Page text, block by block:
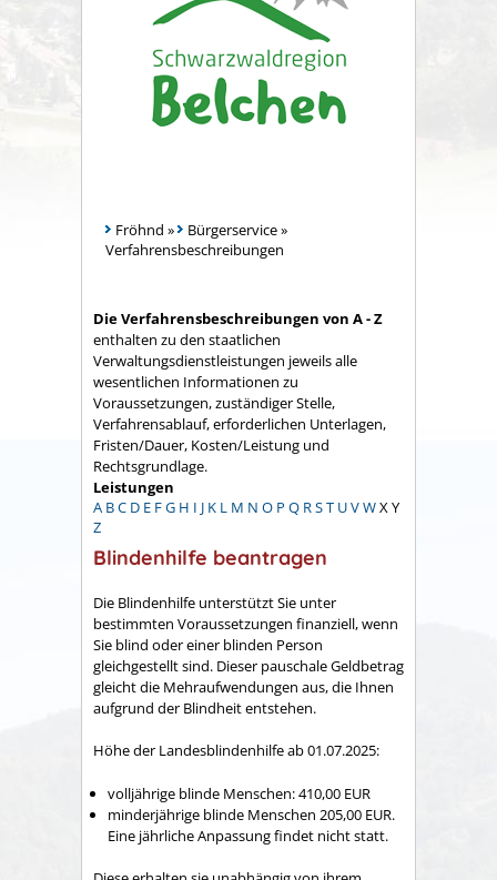
Fröhnd » Bürgerservice»
Verfahrensbeschreibungen
Die Verfahrensbeschreibungen von A - Z
enthalten zu den staatlichen
Verwaltungsdienstleistungen jeweils alle
wesentlichen Informationen zu
Voraussetzungen, zuständiger Stelle,
Verfahrensablauf, erforderlichen Unterlagen,
Fristen/Dauer, Kosten/Leistung und
Rechtsgrundlage.
Leistungen
A BC D E FG H I J K L M N O P Q RST UVWX Y
Z
Blindenhilfe beantragen
Die Blindenhilfe unterstützt Sie unter
bestimmten Voraussetzungen finanziell, wenn
Sie blind oder einer blinden Person
gleichgestellt sind. Dieser pauschale Geldbetrag
gleicht die Mehraufwendungen aus, die Ihnen
aufgrund der Blindheit entstehen.
Höhe der Landesblindenhilfe ab 01.07.2025:
volljährige blinde Menschen: 410,00 EUR
minderjährige blinde Menschen 205,00 EUR.
Eine jährliche Anpassung findet nicht statt.